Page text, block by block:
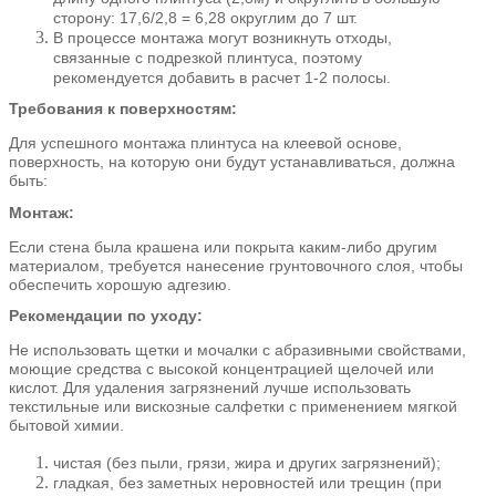
сторону: 17,6/2,8 = 6,28 округлим до 7 шт.
В процессе монтажа могут возникнуть отходы,
связанные с подрезкой плинтуса, поэтому
рекомендуется добавить в расчет 1-2 полосы.
Требования к поверхностям:
Для успешного монтажа плинтуса на клеевой основе,
поверхность, на которую они будут устанавливаться, должна
быть:
Монтаж:
Если стена была крашена или покрыта каким-либо другим
материалом, требуется нанесение грунтовочного слоя, чтобы
обеспечить хорошую адгезию.
Рекомендации по уходу:
Не использовать щетки и мочалки с абразивными свойствами,
моющие средства с высокой концентрацией щелочей или
кислот. Для удаления загрязнений лучше использовать
текстильные или вискозные салфетки с применением мягкой
бытовой химии.
чистая (без пыли, грязи, жира и других загрязнений);
гладкая, без заметных неровностей или трещин (при